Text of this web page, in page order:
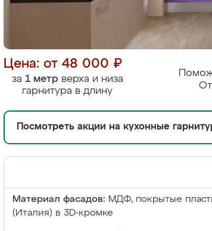
Цена: от 48 000 ₽
за 1 метрверха и низа
гарнитура в длину
Посмотреть акции на кухонные
Материал фасадов: МДФ, покрытые
(Италия) в 3D-кромке